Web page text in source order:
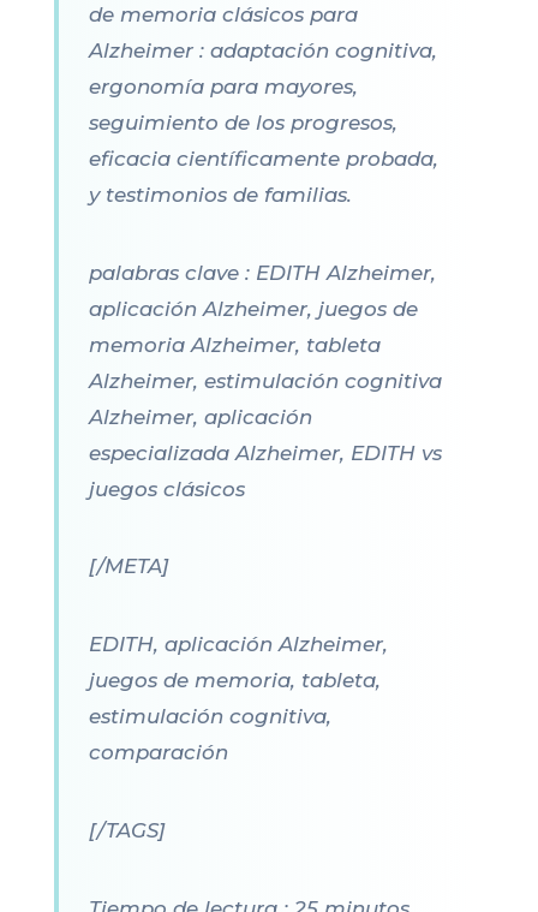
de memoria clásicos para
Alzheimer : adaptación cognitiva,
ergonomía para mayores,
seguimiento de los progresos,
eficacia científicamente probada,
y testimonios de familias.
palabras clave : EDITH Alzheimer,
aplicación Alzheimer, juegos de
memoria Alzheimer, tableta
Alzheimer, estimulación cognitiva
Alzheimer, aplicación
especializada Alzheimer, EDITH vs
juegos clásicos
[/META]
EDITH, aplicación Alzheimer,
juegos de memoria, tableta,
estimulación cognitiva,
comparación
[/TAGS]